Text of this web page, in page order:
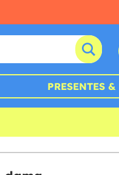
PRESENTES &